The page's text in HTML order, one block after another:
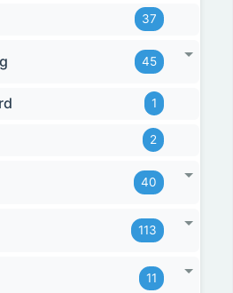
37
45
1
2
40
113
11